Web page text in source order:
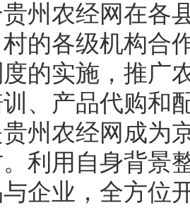
州农经网在各
村的各级机构合
的实施，推广
、产品代购和
州农经网成为
利用自身背景
企业，全方位